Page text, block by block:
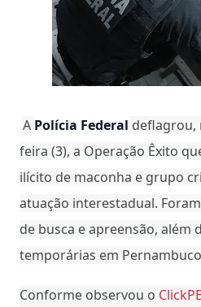
A Polícia Federal deflagrou,
feira (3), a Operação Êxito
ilícito de maconha e grupo
atuação interestadual.
de busca e apreensão, além
temporárias em
Conforme observou o